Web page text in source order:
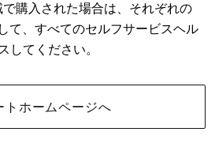
購入された場合は、それぞれの
て、すべてのセルフサービスヘル
してください。
トホームページへ